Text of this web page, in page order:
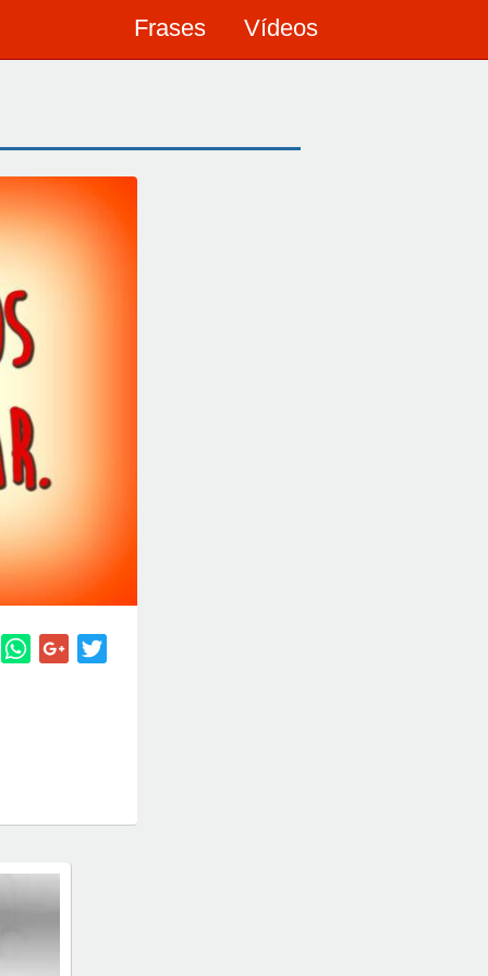
Frases Vídeos